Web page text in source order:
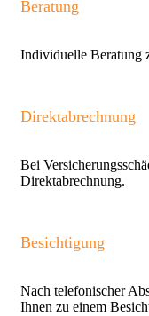
Beratung
Individuelle Beratung
Direktabrechnung
Bei
Direktabrechnung.
Besichtigung
Nach telefonischer
Ihnen zu einem